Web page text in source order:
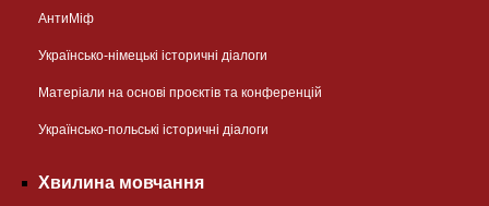
АнтиМіф
Українсько-німецькі історичні діалоги
Матеріали на основі проєктів та конференцій
Українсько-польські історичні діалоги
Хвилина мовчання